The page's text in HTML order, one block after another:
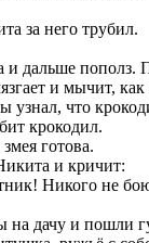
за него трубил.
дальше пополз.
и мычит,
узнал, что
крокодил.
готова.
и кричит:
Никого не
дачу и пошли